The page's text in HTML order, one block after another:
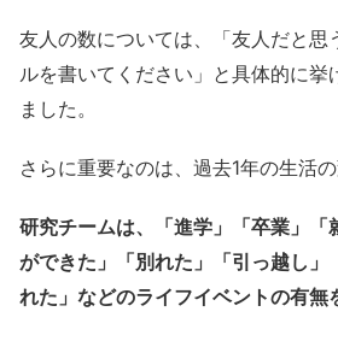
友人の数については、「友人だと思
ルを書いてください」と具体的に挙
ました。
さらに重要なのは、過去1年の生活の
研究チームは、「進学」「卒業」「
ができた」「別れた」「引っ越し」
れた」などのライフイベントの有無